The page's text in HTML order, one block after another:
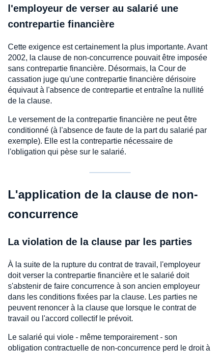
l'employeur de verser au salarié une
contrepartie financière
Cette exigence est certainement la plus importante. Avant
2002, la clause de non-concurrence pouvait être imposée
sans contrepartie financière. Désormais, la Cour de
cassation juge qu'une contrepartie financière dérisoire
équivaut à l'absence de contrepartie et entraîne la nullité
de la clause.
Le versement de la contrepartie financière ne peut être
conditionné (à l'absence de faute de la part du salarié par
exemple). Elle est la contrepartie nécessaire de
l'obligation qui pèse sur le salarié.
L'application de la clause de non-
concurrence
La violation de la clause par les parties
À la suite de la rupture du contrat de travail, l'employeur
doit verser la contrepartie financière et le salarié doit
s'abstenir de faire concurrence à son ancien employeur
dans les conditions fixées par la clause. Les parties ne
peuvent renoncer à la clause que lorsque le contrat de
travail ou l'accord collectif le prévoit.
Le salarié qui viole - même temporairement - son
obligation contractuelle de non-concurrence perd le droit à